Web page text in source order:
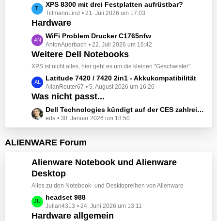
e
B
i
r
ä
g
e
L
e
t
z
t
e
B
i
r
ä
g
XPS 8300 mit drei Festplatten aufrüstbar?
TillmannLind 21. Juli 2026 um 17:03
Hardware
L
e
t
z
e
B
i
ä
e
WiFi Problem Drucker C1765nfw
AntonAuerbach 22. Juli 2026 um 16:42
Weitere Dell Notebooks
XPS ist nicht alles, hier geht es um die kleinen "Geschwister"
L
e
t
z
t
e
e
t
r
ä
g
e
Latitude 7420 / 7420 2in1 - Akkukompatibilität
AllanReuter67 5. August 2026 um 16:26
Was nicht passt...
L
e
t
z
e
B
e
i
t
r
ä
Dell Technologies kündigt auf der CES zahlreiche Alienware-Neuheiten an
eds 30. Januar 2026 um 18:50
ALIENWARE Forum
Alienware Notebook und Alienware
Desktop
Alles zu den Notebook- und Desktopreihen von Alienware
L
e
t
headset 988
Julian4313 24. Juni 2026 um 13:11
Hardware allgemein